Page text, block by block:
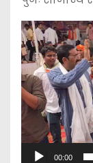
V
i
d
e
o
P
l
00:00